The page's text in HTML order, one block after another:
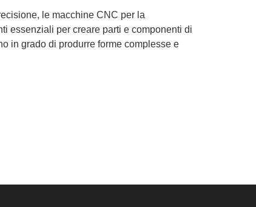
le macchine CNC per la
essenziali per creare parti e componenti di
in grado di produrre forme complesse e